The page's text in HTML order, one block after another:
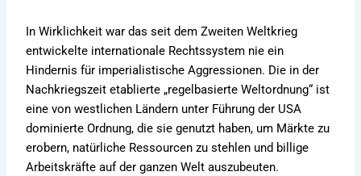
In Wirklichkeit war das seit dem Zweiten Weltkrieg
entwickelte internationale Rechtssystem nie ein
Hindernis für imperialistische Aggressionen. Die in der
Nachkriegszeit etablierte „regelbasierte Weltordnung“ ist
eine von westlichen Ländern unter Führung der USA
dominierte Ordnung, die sie genutzt haben, um Märkte zu
erobern, natürliche Ressourcen zu stehlen und billige
Arbeitskräfte auf der ganzen Welt auszubeuten.